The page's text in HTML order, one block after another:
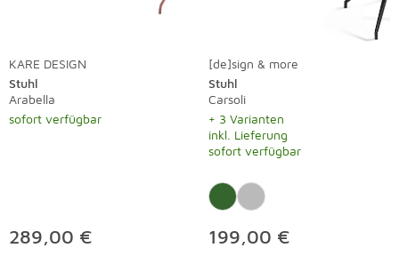
KARE DESIGN
Stuhl
Arabella
sofort verfügbar
289,00 €
[de]sign & more
Stuhl
Carsoli
+ 3 Varianten
inkl. Lieferung
sofort verfügbar
199,00 €